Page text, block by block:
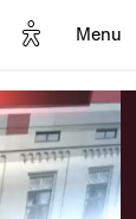
Options
Menu